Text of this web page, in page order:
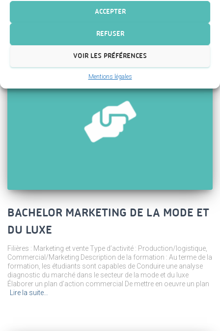
ACCEPTER
REFUSER
VOIR LES PRÉFÉRENCES
Mentions légales
produits et le fonctionnement des marchés, capables de manager
une équipe ou diriger un service. Lire la suite…
BACHELOR MARKETING DE LA MODE ET
DU LUXE
Filières : Marketing et vente Type d’activité : Production/logistique,
Commercial/Marketing Description de la formation : Au terme de la
formation, les étudiants sont capables de Conduire une analyse
diagnostic du marché dans le secteur de la mode et du luxe
Élaborer un plan d’action commercial De mettre en oeuvre un plan
Lire la suite…